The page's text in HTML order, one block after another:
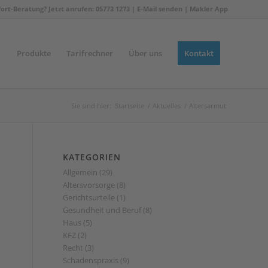
Beratung? Jetzt anrufen: 05773 1273 | E-Mail senden Makler App
Produkte Tarifrechner Über uns Kontakt
Sie sind hier: Startseite Aktuelles Altersarmut
KATEGORIEN
Allgemein (29)
Altersvorsorge (8)
Gerichtsurteile (1)
Gesundheit und Beruf(8)
Haus (5)
KFZ (2)
Recht (3)
Schadenspraxis (9)